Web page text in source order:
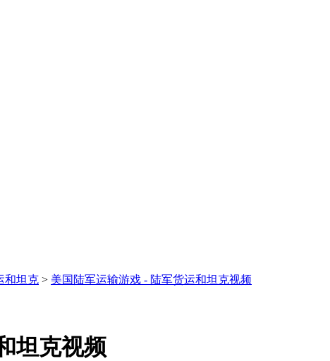
和坦克 > 美国陆军运输游戏 - 陆军货运和坦克视频
坦克视频